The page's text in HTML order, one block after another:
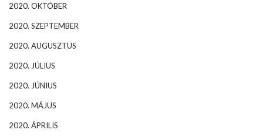
2020. OKTÓBER
2020. SZEPTEMBER
2020. AUGUSZTUS
2020. JÚLIUS
2020. JÚNIUS
2020. MÁJUS
2020. ÁPRILIS